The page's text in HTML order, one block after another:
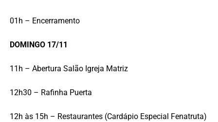
01h – Encerramento
DOMINGO 17/11
11h – Abertura Salão Igreja Matriz
12h30 – Rafinha Puerta
12h às 15h – Restaurantes (Cardápio Especial Fenatruta)